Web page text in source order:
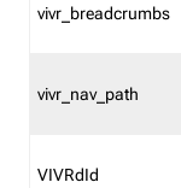
vivr_breadcrumbs
vivr_nav_path
VIVRdId